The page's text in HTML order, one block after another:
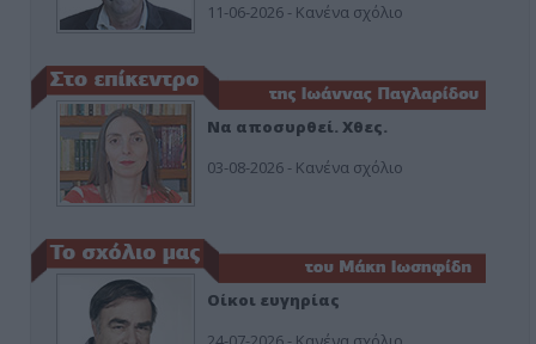
11-06-2026 - Κανένα σχόλιο
Να αποσυρθεί. Χθες.
03-08-2026 - Κανένα σχόλιο
Οίκοι ευγηρίας